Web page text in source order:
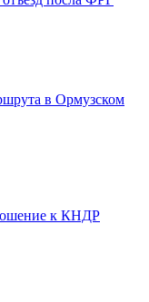
в Ормузском
к КНДР